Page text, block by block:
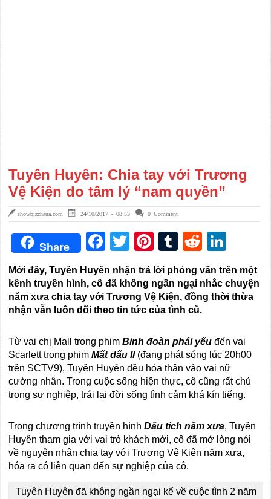
Tuyên Huyên: Chia tay với Trương
Vệ Kiện do tâm lý “nam quyền”
showbizchaua.com 24/10/2017 - 08:53 0 Comment
Share Facebook
TwitterPinterest
TumblrReddit
Mới đây, Tuyên Huyên nhận trả lời phỏng vấn trên một
kênh truyền hình, cô đã không ngần ngại nhắc chuyện
năm xưa chia tay với Trương Vệ Kiện, đồng thời thừa
nhận vẫn luôn dõi theo tin tức của tình cũ.
Từ vai chị Mall trong phimBinh đoàn phái yếu đến vai
Scarlett trong phimMất dấu II (đang phát sóng lúc 20h00
trên SCTV9), Tuyên Huyên đều hóa thân vào vai nữ
cường nhân. Trong cuộc sống hiện thực, cô cũng rất chú
trọng sự nghiệp, trái lại đời sống tình cảm khá kín tiếng.
Trong chương trình truyền hìnhDấu tích năm xưa, Tuyên
Huyên tham gia với vai trò khách mời, cô đã mở lòng nói
về nguyên nhân chia tay với Trương Vệ Kiện năm xưa,
hóa ra có liên quan đến sự nghiệp của cô.
Tuyên Huyên đã không ngần ngại kể về cuộc tình 2 năm